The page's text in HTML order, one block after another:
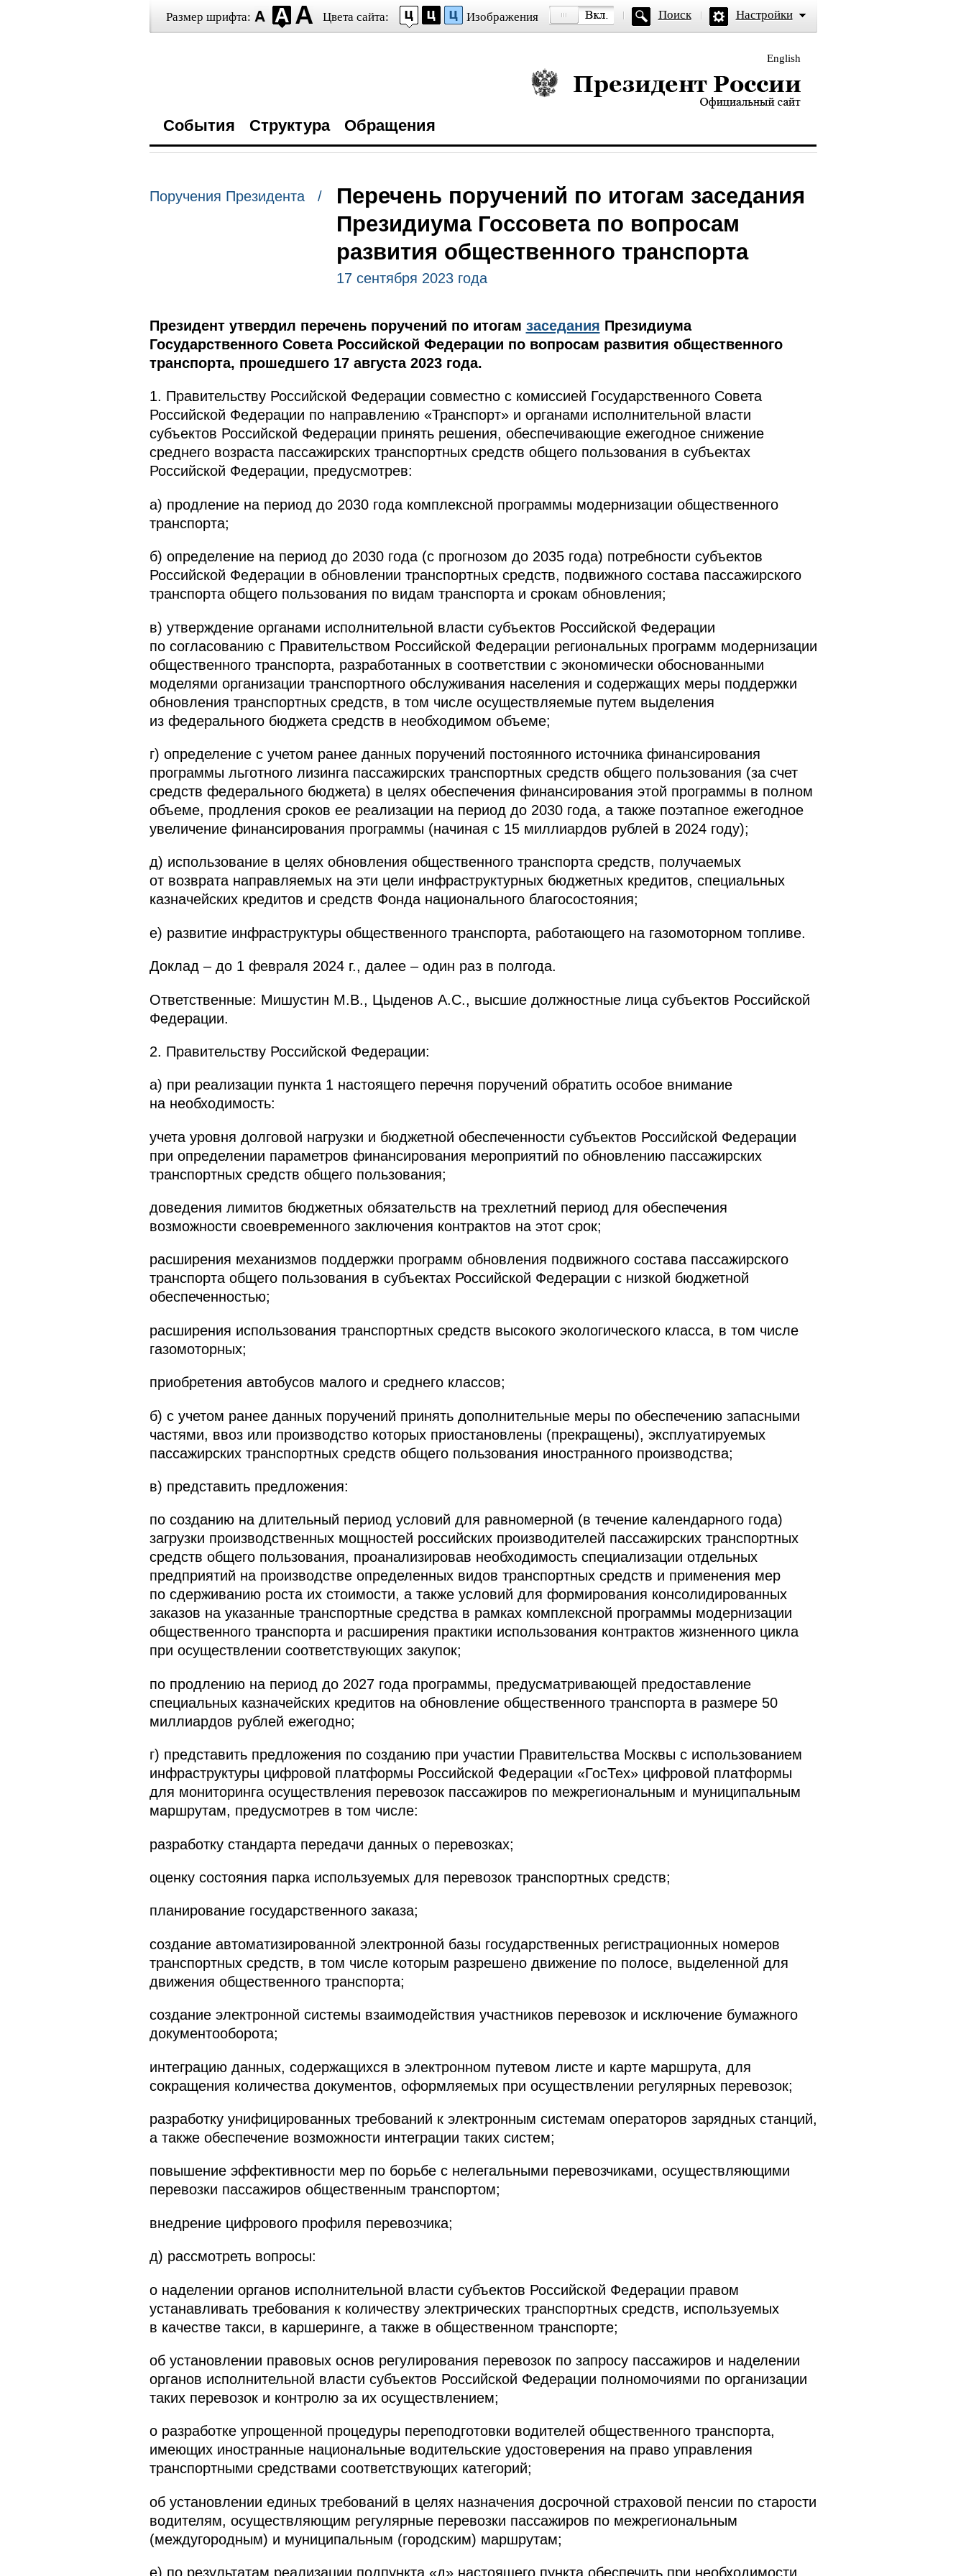
Размер шрифта: Цвета сайта: Изображения Поиск Настройки
English
Президент России — официальный сайт
События Структура Обращения
Поручения Президента /
Перечень поручений по итогам заседания
Президиума Госсовета по вопросам
развития общественного транспорта
17 сентября 2023 года
Президент утвердил перечень поручений по итогам заседания Президиума
Государственного Совета Российской Федерации по вопросам развития общественного
транспорта, прошедшего 17 августа 2023 года.
1. Правительству Российской Федерации совместно с комиссией Государственного Совета
Российской Федерации по направлению «Транспорт» и органами исполнительной власти
субъектов Российской Федерации принять решения, обеспечивающие ежегодное снижение
среднего возраста пассажирских транспортных средств общего пользования в субъектах
Российской Федерации, предусмотрев:
а) продление на период до 2030 года комплексной программы модернизации общественного
транспорта;
б) определение на период до 2030 года (с прогнозом до 2035 года) потребности субъектов
Российской Федерации в обновлении транспортных средств, подвижного состава пассажирского
транспорта общего пользования по видам транспорта и срокам обновления;
в) утверждение органами исполнительной власти субъектов Российской Федерации
по согласованию с Правительством Российской Федерации региональных программ модернизации
общественного транспорта, разработанных в соответствии с экономически обоснованными
моделями организации транспортного обслуживания населения и содержащих меры поддержки
обновления транспортных средств, в том числе осуществляемые путем выделения
из федерального бюджета средств в необходимом объеме;
г) определение с учетом ранее данных поручений постоянного источника финансирования
программы льготного лизинга пассажирских транспортных средств общего пользования (за счет
средств федерального бюджета) в целях обеспечения финансирования этой программы в полном
объеме, продления сроков ее реализации на период до 2030 года, а также поэтапное ежегодное
увеличение финансирования программы (начиная с 15 миллиардов рублей в 2024 году);
д) использование в целях обновления общественного транспорта средств, получаемых
от возврата направляемых на эти цели инфраструктурных бюджетных кредитов, специальных
казначейских кредитов и средств Фонда национального благосостояния;
е) развитие инфраструктуры общественного транспорта, работающего на газомоторном топливе.
Доклад – до 1 февраля 2024 г., далее – один раз в полгода.
Ответственные: Мишустин М.В., Цыденов А.С., высшие должностные лица субъектов Российской
Федерации.
2. Правительству Российской Федерации:
а) при реализации пункта 1 настоящего перечня поручений обратить особое внимание
на необходимость:
учета уровня долговой нагрузки и бюджетной обеспеченности субъектов Российской Федерации
при определении параметров финансирования мероприятий по обновлению пассажирских
транспортных средств общего пользования;
доведения лимитов бюджетных обязательств на трехлетний период для обеспечения
возможности своевременного заключения контрактов на этот срок;
расширения механизмов поддержки программ обновления подвижного состава пассажирского
транспорта общего пользования в субъектах Российской Федерации с низкой бюджетной
обеспеченностью;
расширения использования транспортных средств высокого экологического класса, в том числе
газомоторных;
приобретения автобусов малого и среднего классов;
б) с учетом ранее данных поручений принять дополнительные меры по обеспечению запасными
частями, ввоз или производство которых приостановлены (прекращены), эксплуатируемых
пассажирских транспортных средств общего пользования иностранного производства;
в) представить предложения:
по созданию на длительный период условий для равномерной (в течение календарного года)
загрузки производственных мощностей российских производителей пассажирских транспортных
средств общего пользования, проанализировав необходимость специализации отдельных
предприятий на производстве определенных видов транспортных средств и применения мер
по сдерживанию роста их стоимости, а также условий для формирования консолидированных
заказов на указанные транспортные средства в рамках комплексной программы модернизации
общественного транспорта и расширения практики использования контрактов жизненного цикла
при осуществлении соответствующих закупок;
по продлению на период до 2027 года программы, предусматривающей предоставление
специальных казначейских кредитов на обновление общественного транспорта в размере 50
миллиардов рублей ежегодно;
г) представить предложения по созданию при участии Правительства Москвы с использованием
инфраструктуры цифровой платформы Российской Федерации «ГосТех» цифровой платформы
для мониторинга осуществления перевозок пассажиров по межрегиональным и муниципальным
маршрутам, предусмотрев в том числе:
разработку стандарта передачи данных о перевозках;
оценку состояния парка используемых для перевозок транспортных средств;
планирование государственного заказа;
создание автоматизированной электронной базы государственных регистрационных номеров
транспортных средств, в том числе которым разрешено движение по полосе, выделенной для
движения общественного транспорта;
создание электронной системы взаимодействия участников перевозок и исключение бумажного
документооборота;
интеграцию данных, содержащихся в электронном путевом листе и карте маршрута, для
сокращения количества документов, оформляемых при осуществлении регулярных перевозок;
разработку унифицированных требований к электронным системам операторов зарядных станций,
а также обеспечение возможности интеграции таких систем;
повышение эффективности мер по борьбе с нелегальными перевозчиками, осуществляющими
перевозки пассажиров общественным транспортом;
внедрение цифрового профиля перевозчика;
д) рассмотреть вопросы:
о наделении органов исполнительной власти субъектов Российской Федерации правом
устанавливать требования к количеству электрических транспортных средств, используемых
в качестве такси, в каршеринге, а также в общественном транспорте;
об установлении правовых основ регулирования перевозок по запросу пассажиров и наделении
органов исполнительной власти субъектов Российской Федерации полномочиями по организации
таких перевозок и контролю за их осуществлением;
о разработке упрощенной процедуры переподготовки водителей общественного транспорта,
имеющих иностранные национальные водительские удостоверения на право управления
транспортными средствами соответствующих категорий;
об установлении единых требований в целях назначения досрочной страховой пенсии по старости
водителям, осуществляющим регулярные перевозки пассажиров по межрегиональным
(междугородным) и муниципальным (городским) маршрутам;
е) по результатам реализации подпункта «д» настоящего пункта обеспечить при необходимости